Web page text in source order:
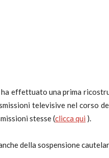
ha effettuato una prima
televisive nel corso
stesse (clicca qui ).
della sospensione